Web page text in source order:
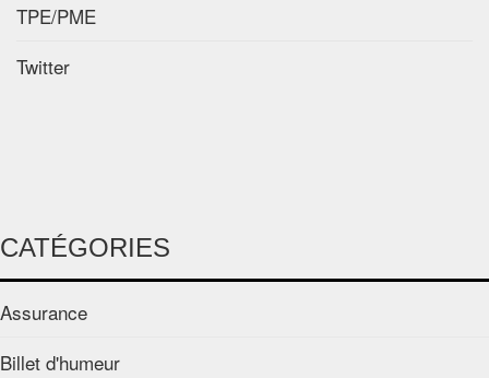
TPE/PME
Twitter
CATÉGORIES
Assurance
Billet d'humeur